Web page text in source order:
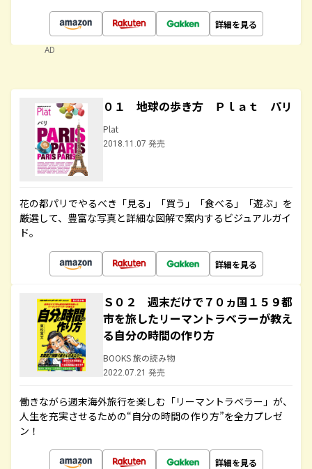
詳細を見る
AD
０１ 地球の歩き方 Ｐｌａｔ パリ
Plat
2018.11.07 発売
花の都パリでやるべき「見る」「買う」「食べる」「遊ぶ」を
厳選して、豊富な写真と詳細な図解で案内するビジュアルガイ
ド。
詳細を見る
Ｓ０２ 週末だけで７０ヵ国１５９都
市を旅したリーマントラベラーが教え
る自分の時間の作り方
BOOKS 旅の読み物
2022.07.21 発売
働きながら週末海外旅行を楽しむ「リーマントラベラー」が、
人生を充実させるための“自分の時間の作り方”を全力プレゼ
ン！
詳細を見る